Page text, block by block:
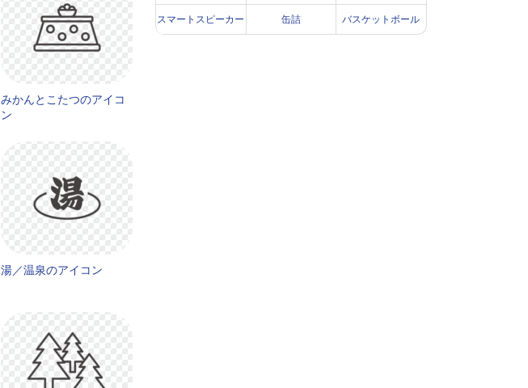
みかんとこたつのアイコ
ン
湯／温泉のアイコン
スマートスピーカー 缶詰 バスケットボール